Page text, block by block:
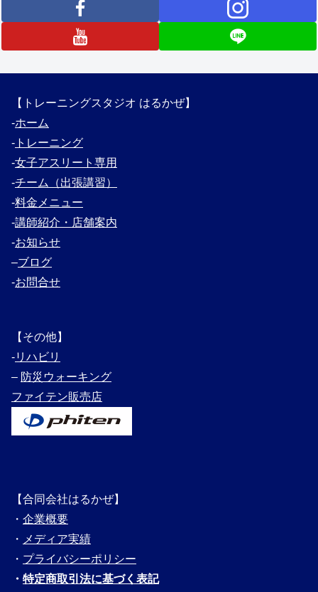
【トレーニングスタジオ はるかぜ】
‐ホーム
‐ トレーニング
‐女子アスリート専用
‐チーム（出張講習）
‐料金メニュー
‐講師紹介・ 店舗案内
‐お知らせ
–ブログ
‐お問合せ
【その他】
‐リハビリ
– 防災ウォーキング
ファイテン販売店
【合同会社はるかぜ】
・ 企業概要
・ メディ ア実績
・ プライバシーポリシー
・ 特定商取引法に基づく表記